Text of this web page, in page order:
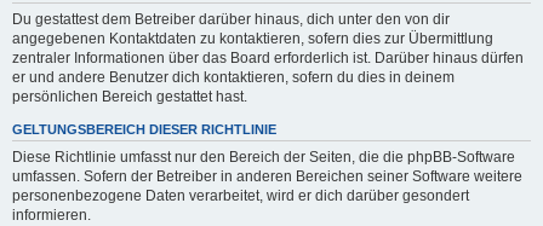
Du gestattest dem Betreiber darüber hinaus, dich unter den von dir
angegebenen Kontaktdaten zu kontaktieren, sofern dies zur Übermittlung
zentraler Informationen über das Board erforderlich ist. Darüber hinaus dürfen
er und andere Benutzer dich kontaktieren, sofern du dies in deinem
persönlichen Bereich gestattet hast.
GELTUNGSBEREICH DIESER RICHTLINIE
Diese Richtlinie umfasst nur den Bereich der Seiten, die die phpBB-Software
umfassen. Sofern der Betreiber in anderen Bereichen seiner Software weitere
personenbezogene Daten verarbeitet, wird er dich darüber gesondert
informieren.